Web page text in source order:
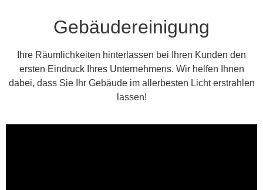
Gebäudereinigung
Ihre Räumlichkeiten hinterlassen bei Ihren Kunden den
ersten Eindruck Ihres Unternehmens. Wir helfen Ihnen
dabei, dass Sie Ihr Gebäude im allerbesten Licht erstrahlen
lassen!